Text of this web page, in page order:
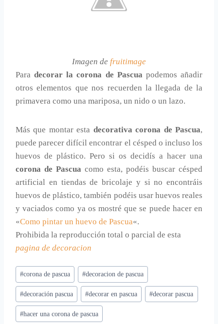
Imagen de fruitimage
Paradecorar la corona de Pascua podemos añadir
otros elementos que nos recuerden la llegada de la
primavera como una mariposa, un nido o un lazo.
Más que montar esta decorativa corona de Pascua,
puede parecer difícil encontrar el césped o incluso los
huevos de plástico. Pero si os decidís a hacer una
corona de Pascua como esta, podéis buscar césped
artificial en tiendas de bricolaje y si no encontráis
huevos de plástico, también podéis usar huevos reales
y vaciados como ya os mostré que se puede hacer en
«Como pintar un huevo de Pascua«.
Prohibida la reproducción total o parcial de esta
pagina de decoracion
Etiquetas
de
la
entrada:
#corona de pascua #decoracion de pascua
#decoración pascua #decorar en pascua #decorar pascua
#hacer una corona de pascua